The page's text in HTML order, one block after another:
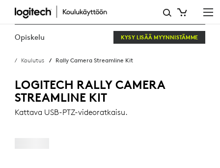
RALLY
CAMERA
KIT
Opiskelu KYSY LISÄÄ MYYNNISTÄMME
Koulutus Rally Camera Streamline Kit
LOGITECH RALLY CAMERA
STREAMLINE KIT
Kattava USB-PTZ-videoratkaisu.